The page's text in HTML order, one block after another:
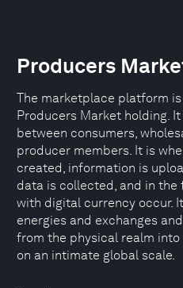
Producers
The marketplace platform
Producers Market holding.
between consumers,
producer members. It is
created, information is
data is collected, and in
with digital currency occur.
energies and exchanges
from the physical realm
on an intimate global scale.